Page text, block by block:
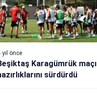
yıl önce
Karagümrük maçı
sürdürdü